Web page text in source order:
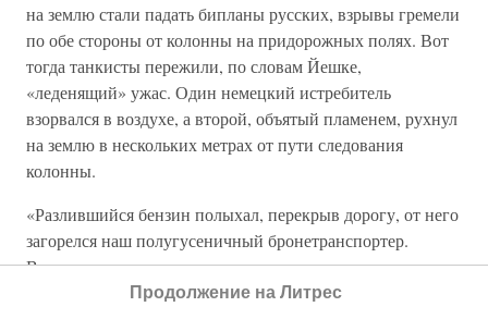
на землю стали падать бипланы русских, взрывы гремели
по обе стороны от колонны на придорожных полях. Вот
тогда танкисты пережили, по словам Йешке,
«леденящий» ужас. Один немецкий истребитель
взорвался в воздухе, а второй, объятый пламенем, рухнул
на землю в нескольких метрах от пути следования
колонны.
«Разлившийся бензин полыхал, перекрыв дорогу, от него
загорелся наш полугусеничный бронетранспортер.
Водитель и остальные выскочили наружу, сами полыхая
будто факелы и стали кататься по земле. Еще один
Продолжение на Литрес